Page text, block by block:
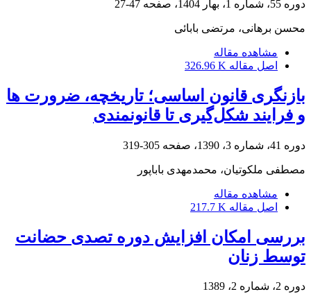
دوره 55، شماره 1، بهار 1404، صفحه 47-27
محسن برهانی، مرتضی بابائی
مشاهده مقاله
اصل مقاله 326.96 K
بازنگری قانون اساسی؛ تاریخچه، ضرورت ها
و فرایند شکل‌گیری تا قانونمندی
دوره 41، شماره 3، 1390، صفحه 305-319
مصطفی ملکوتیان، محمدمهدی باباپور
مشاهده مقاله
اصل مقاله 217.7 K
بررسی امکان افزایش دوره تصدی حضانت
توسط زنان
دوره 2، شماره 2، 1389